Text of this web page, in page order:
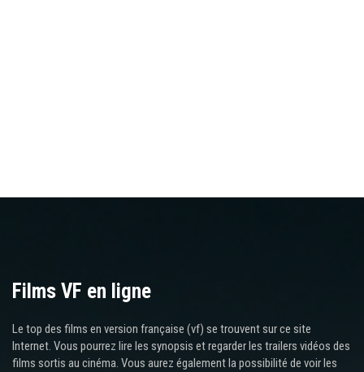
Films VF en ligne
Le top des films en version française (vf) se trouvent sur ce site
Internet. Vous pourrez lire les synopsis et regarder les trailers vidéos des
films sortis au cinéma. Vous aurez également la possibilité de voir les